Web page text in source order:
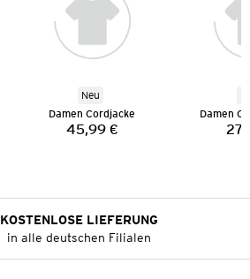
Neu
Damen Cordjacke
Preis:
45,99 €
Damen
KOSTENLOSE LIEFERUNG
in alle deutschen Filialen